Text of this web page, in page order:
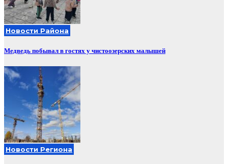
Новости Района
Медведь побывал в гостях у чистоозерских малышей
Новости Региона